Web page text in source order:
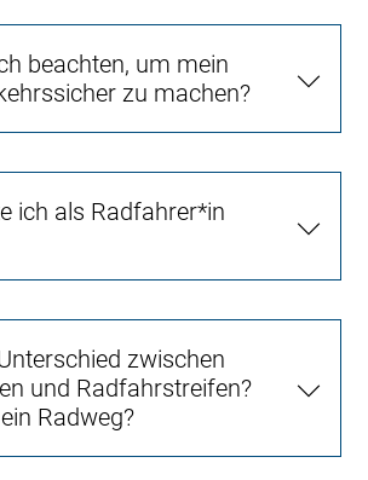
beachten, um mein
zu machen?
ich als Radfahrer*in
zwischen
und Radfahrstreifen?
Radweg?